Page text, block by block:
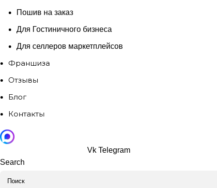
Пошив на заказ
Для Гостиничного бизнеса
Для селлеров маркетплейсов
Франшиза
Отзывы
Блог
Контакты
Vk Telegram
Search